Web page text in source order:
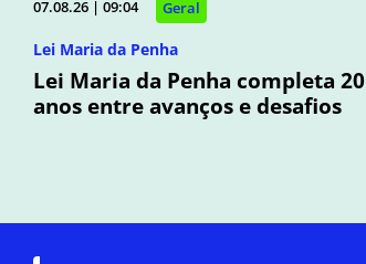
07.08.26 | 09:04 Geral
Lei Maria da Penha
Lei Maria da Penha completa 20
anos entre avanços e desafios